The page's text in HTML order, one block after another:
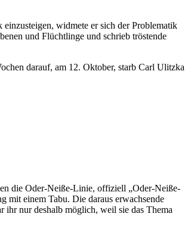
widmete er sich der Problematik
und Flüchtlinge und schrieb tröstende
darauf, am 12. Oktober, starb Carl Ulitzka
die Oder-Neiße-Linie, offiziell „Oder-Neiße-
mit einem Tabu. Die daraus erwachsende
ihr nur deshalb möglich, weil sie das Thema